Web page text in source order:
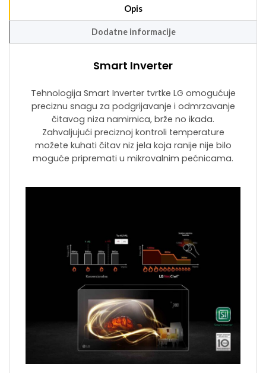
Opis
Dodatne informacije
Smart Inverter
Tehnologija Smart Inverter tvrtke LG omogućuje
preciznu snagu za podgrijavanje i odmrzavanje
čitavog niza namirnica, brže no ikada.
Zahvaljujući preciznoj kontroli temperature
možete kuhati čitav niz jela koja ranije nije bilo
moguće pripremati u mikrovalnim pećnicama.